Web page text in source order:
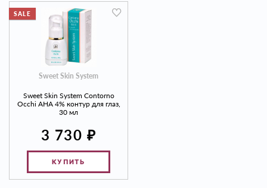
SALE
Sweet Skin System
Sweet Skin System Contorno
Occhi AHA 4% контур для глаз,
30 мл
3 730 ₽
КУПИТЬ